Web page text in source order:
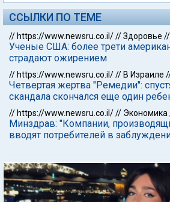
ССЫЛКИ ПО ТЕМЕ
// https://www.newsru.co.il///Здоровье //
Ученые США: более трети
страдают ожирением
// https://www.newsru.co.il/// В Израиле
Четвертая жертва "Ремедии":
скандала скончался еще один
// https://www.newsru.co.il/// Экономика
Минздрав: "Компании,
вводят потребителей в